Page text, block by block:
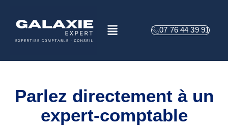
contenu
Menu 07 76 44 39 91
Parlez directement à un
expert-comptable